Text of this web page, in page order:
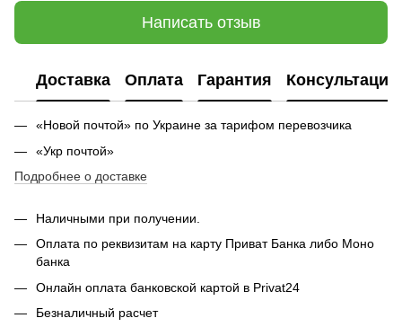
Написать отзыв
Доставка Оплата Гарантия Консультация
«Новой почтой» по Украине за тарифом перевозчика
«Укр почтой»
Подробнее о доставке
Наличными при получении.
Оплата по реквизитам на карту Приват Банка либо Моно
банка
Онлайн оплата банковской картой в Privat24
Безналичный расчет